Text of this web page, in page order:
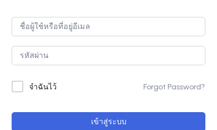
จำฉันไว้ Forgot Password?
เข้าสู่ระบบ